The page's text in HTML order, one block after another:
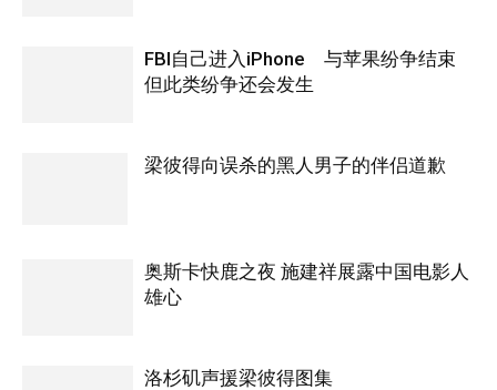
FBI自己进入iPhone 与苹果纷争结束
但此类纷争还会发生
梁彼得向误杀的黑人男子的伴侣道歉
奥斯卡快鹿之夜 施建祥展露中国电影人
雄心
洛杉矶声援梁彼得图集